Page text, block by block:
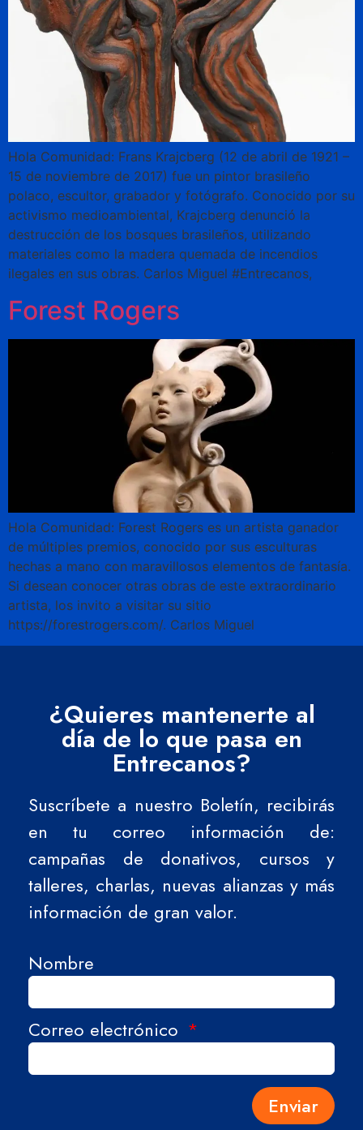
Hola Comunidad: Frans Krajcberg (12 de abril de 1921 –
15 de noviembre de 2017) fue un pintor brasileño
polaco, escultor, grabador y fotógrafo. Conocido por su
activismo medioambiental, Krajcberg denunció la
destrucción de los bosques brasileños, utilizando
materiales como la madera quemada de incendios
ilegales en sus obras. Carlos Miguel #Entrecanos,
Forest Rogers
Hola Comunidad: Forest Rogers es un artista ganador
de múltiples premios, conocido por sus esculturas
hechas a mano con maravillosos elementos de fantasía.
Si desean conocer otras obras de este extraordinario
artista, los invito a visitar su sitio
https://forestrogers.com/. Carlos Miguel
¿Quieres mantenerte al
día de lo que pasa en
Entrecanos?
Suscríbete a nuestro Boletín, recibirás
en tu correo información de:
campañas de donativos, cursos y
talleres, charlas, nuevas alianzas y más
información de gran valor.
Nombre
Correo electrónico
Enviar